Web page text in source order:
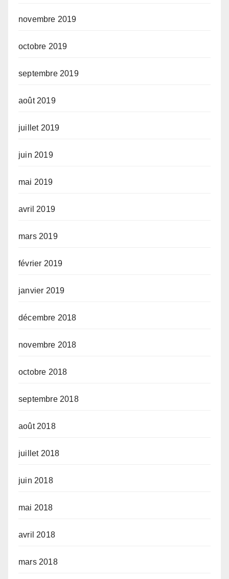
novembre 2019
octobre 2019
septembre 2019
août 2019
juillet 2019
juin 2019
mai 2019
avril 2019
mars 2019
février 2019
janvier 2019
décembre 2018
novembre 2018
octobre 2018
septembre 2018
août 2018
juillet 2018
juin 2018
mai 2018
avril 2018
mars 2018